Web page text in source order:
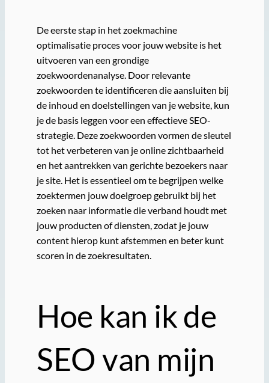
De eerste stap in het zoekmachine
optimalisatie proces voor jouw website is het
uitvoeren van een grondige
zoekwoordenanalyse. Door relevante
zoekwoorden te identificeren die aansluiten bij
de inhoud en doelstellingen van je website, kun
je de basis leggen voor een effectieve SEO-
strategie. Deze zoekwoorden vormen de sleutel
tot het verbeteren van je online zichtbaarheid
en het aantrekken van gerichte bezoekers naar
je site. Het is essentieel om te begrijpen welke
zoektermen jouw doelgroep gebruikt bij het
zoeken naar informatie die verband houdt met
jouw producten of diensten, zodat je jouw
content hierop kunt afstemmen en beter kunt
scoren in de zoekresultaten.
Hoe kan ik de
SEO van mijn